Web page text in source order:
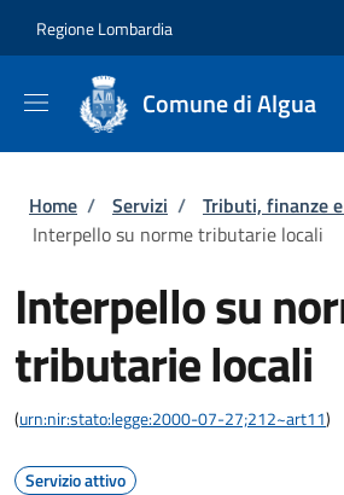
Regione Lombardia
Comune di Algua
Briciole di pane
Home / Servizi / Tributi, finanze
Interpello su norme tributarie locali
Interpello su
tributarie locali
(urn:nir:stato:legge:2000-07-27;212~art11)
Servizio attivo